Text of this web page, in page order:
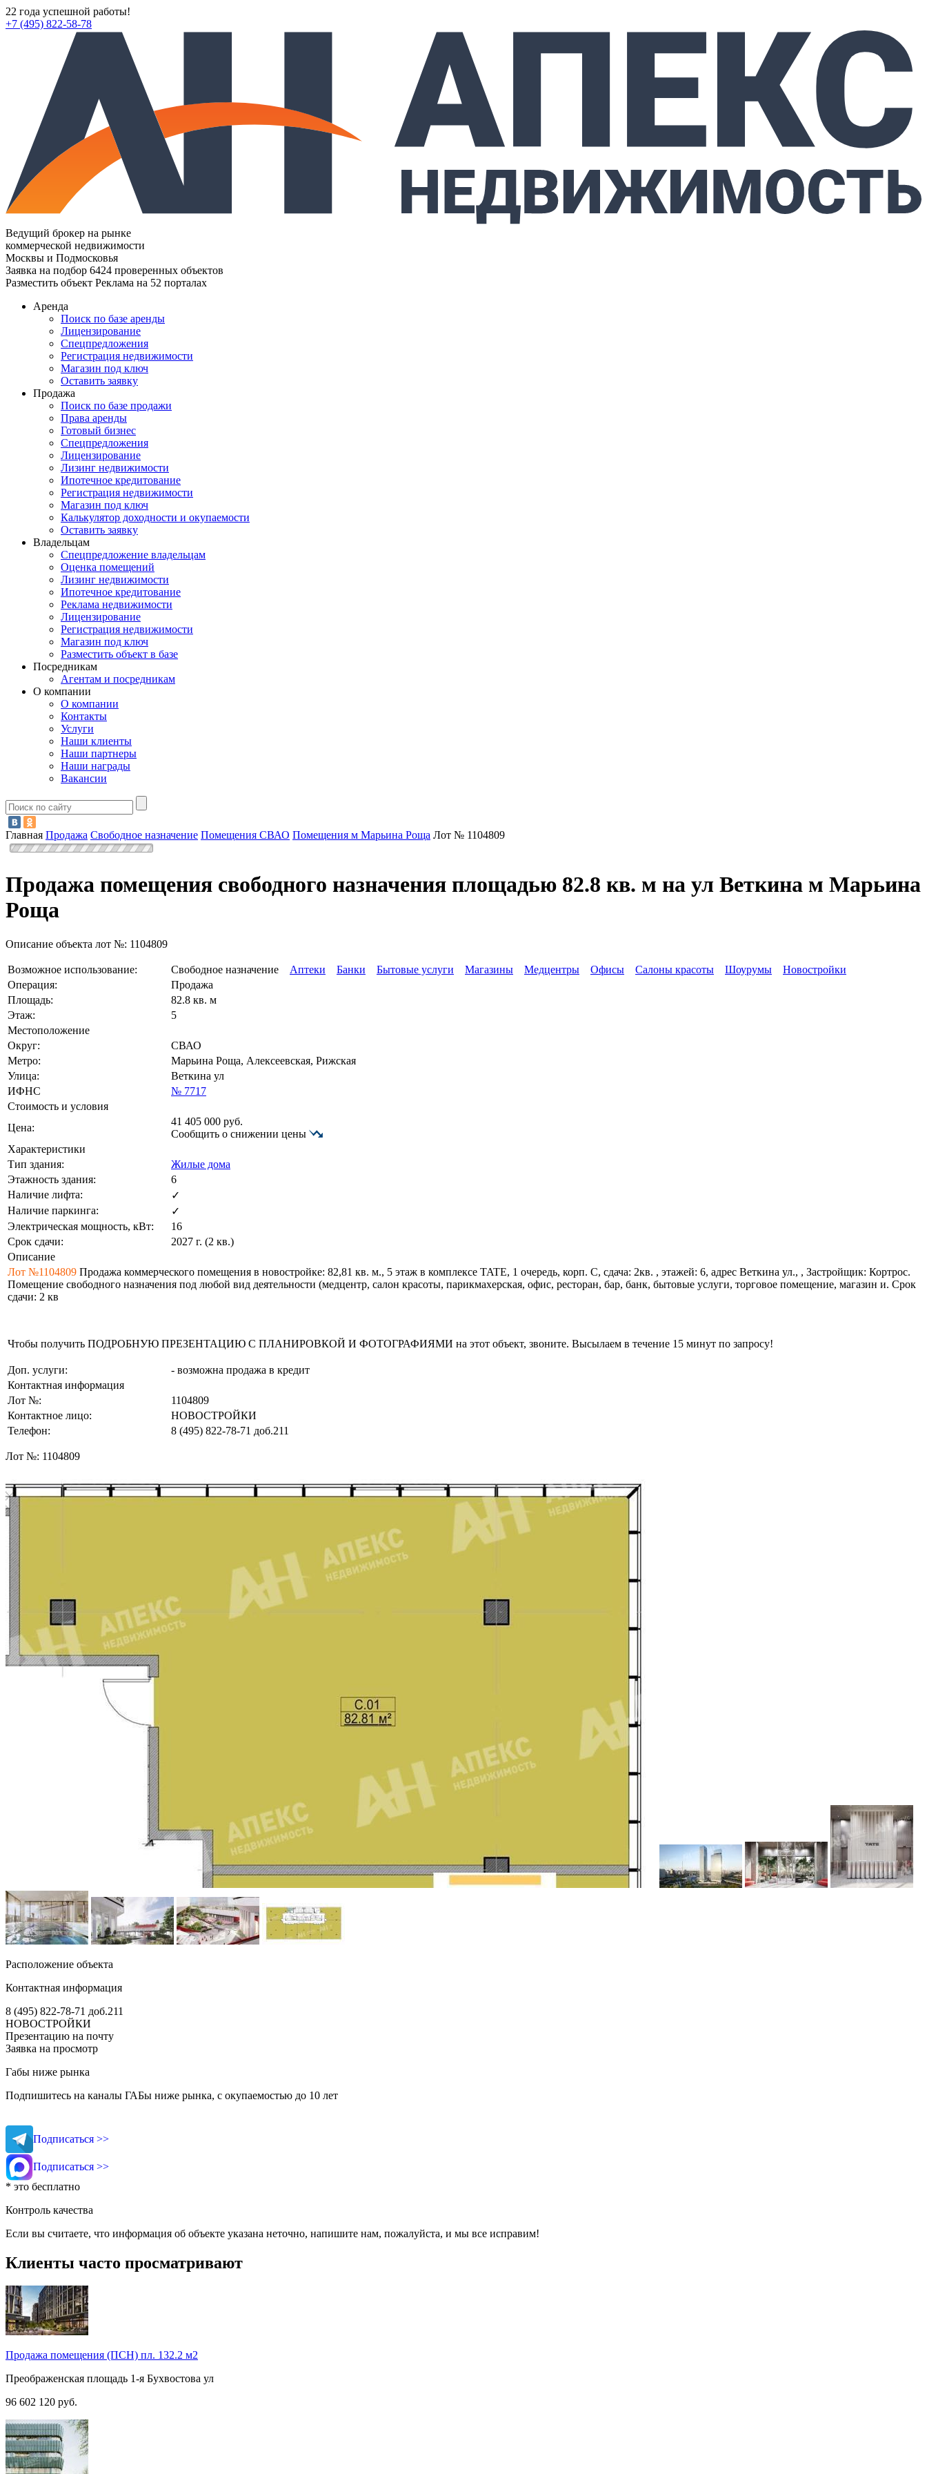
22 года успешной работы!
+7 (495) 822-58-78
Ведущий брокер на рынке
коммерческой недвижимости
Москвы и Подмосковья
Заявка на подбор 6424 проверенных объектов
Разместить объект Реклама на 52 порталах
Аренда
Поиск по базе аренды
Лицензирование
Спецпредложения
Регистрация недвижимости
Магазин под ключ
Оставить заявку
Продажа
Поиск по базе продажи
Права аренды
Готовый бизнес
Спецпредложения
Лицензирование
Лизинг недвижимости
Ипотечное кредитование
Регистрация недвижимости
Магазин под ключ
Калькулятор доходности и окупаемости
Оставить заявку
Владельцам
Спецпредложение владельцам
Оценка помещений
Лизинг недвижимости
Ипотечное кредитование
Реклама недвижимости
Лицензирование
Регистрация недвижимости
Магазин под ключ
Разместить объект в базе
Посредникам
Агентам и посредникам
О компании
О компании
Контакты
Услуги
Наши клиенты
Наши партнеры
Наши награды
Вакансии
Главная Продажа Свободное назначение Помещения СВАО Помещения м Марьина Роща Лот № 1104809
Продажа помещения свободного назначения площадью 82.8 кв. м на ул Веткина м Марьина
Роща
Описание объекта лот №: 1104809
Возможное использование: Свободное назначение Аптеки Банки Бытовые услуги Магазины Медцентры Офисы Салоны красоты Шоурумы
Новостройки
Операция:
Продажа
Площадь:
82.8 кв. м
Этаж:
5
Местоположение
Округ:
СВАО
Метро:
Марьина Роща, Алексеевская, Рижская
Улица:
Веткина ул
ИФНС
№ 7717
Стоимость и условия
Цена:
41 405 000 руб.
Сообщить о снижении цены
Характеристики
Тип здания:
Жилые дома
Этажность здания:
6
Наличие лифта:
✓
Наличие паркинга:
✓
Электрическая мощность, кВт:
16
Срок сдачи:
2027 г. (2 кв.)
Описание
Лот №1104809 Продажа коммерческого помещения в новостройке: 82,81 кв. м., 5 этаж в комплексе TATE, 1 очередь, корп. С, сдача: 2кв. , этажей: 6, адрес Веткина ул., , Застройщик: Кортрос.
Помещение свободного назначения под любой вид деятельности (медцентр, салон красоты, парикмахерская, офис, ресторан, бар, банк, бытовые услуги, торговое помещение, магазин и. Срок
сдачи: 2 кв
Чтобы получить ПОДРОБНУЮ ПРЕЗЕНТАЦИЮ С ПЛАНИРОВКОЙ И ФОТОГРАФИЯМИ на этот объект, звоните. Высылаем в течение 15 минут по запросу!
Доп. услуги:
- возможна продажа в кредит
Контактная информация
Лот №:
1104809
Контактное лицо:
НОВОСТРОЙКИ
Телефон:
8 (495) 822-78-71 доб.211
Лот №: 1104809
Расположение объекта
Контактная информация
8 (495) 822-78-71 доб.211
НОВОСТРОЙКИ
Презентацию на почту
Заявка на просмотр
Габы ниже рынка
Подпишитесь на каналы ГАБы ниже рынка, с окупаемостью до 10 лет
Подписаться >>
Подписаться >>
* это бесплатно
Контроль качества
Если вы считаете, что информация об объекте указана неточно, напишите нам, пожалуйста, и мы все исправим!
Клиенты часто просматривают
Продажа помещения (ПСН) пл. 132.2 м2
Преображенская площадь 1-я Бухвостова ул
96 602 120 руб.